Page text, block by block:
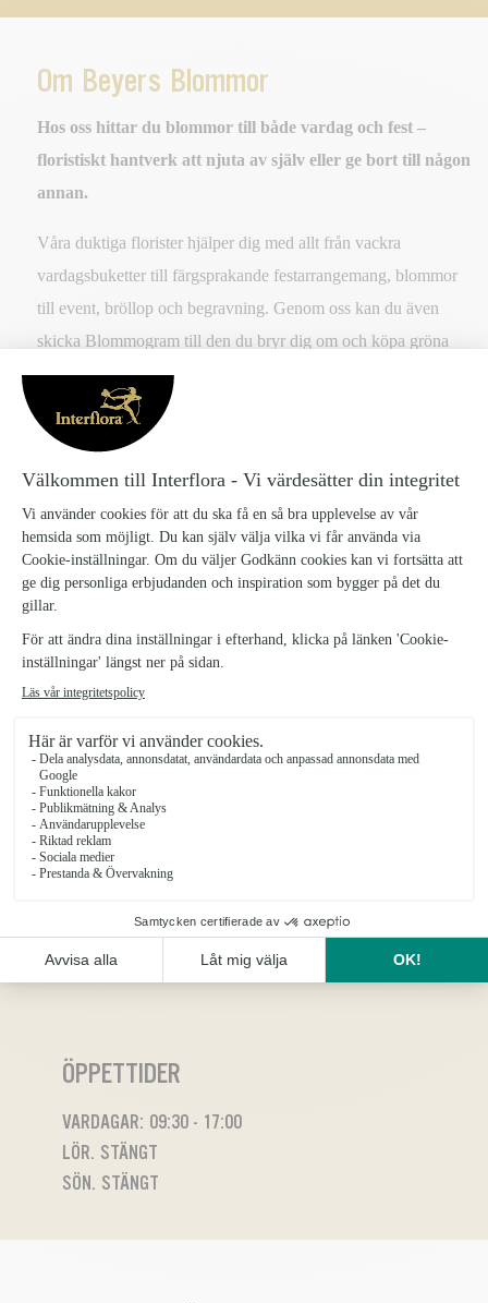
Om Beyers Blommor
Hos oss hittar du blommor till både vardag och fest –
floristiskt hantverk att njuta av själv eller ge bort till någon
annan.
Våra duktiga florister hjälper dig med allt från vackra
vardagsbuketter till färgsprakande festarrangemang, blommor
till event, bröllop och begravning. Genom oss kan du även
skicka Blommogram till den du bryr dig om och köpa gröna
växter som gör hemmet ombonat och personligt.
Välkommen!
KONTAKTA OSS
ÖPPETTIDER
VARDAGAR: 09:30 - 17:00
LÖR. STÄNGT
SÖN. STÄNGT